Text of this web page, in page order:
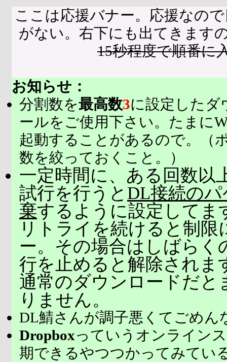
ここは応援バナー。応援なの
がない。右下にも出てきます
15秒程度で順番に
お知らせ：
分割数を最高数3に設定したダ
ールをご使用下さい。たまに
起動することがあるので。（
数を絞っておくこと。）
一定時間に、ある回数以
試行を行うと DL接続の
棄するように設定してま
リトライを続けると制限
ー。その場合はしばらく
行を止めると解除されま
通常のダウンロードだと
りません。
DL鯖さんが調子悪くてごめん
Dropboxっていうオンライン
期できるやつつかってみてい